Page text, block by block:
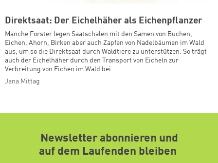
Direktsaat: Der Eichelhäher als Eichenpflanzer
Manche Förster legen Saatschalen mit den Samen von Buchen,
Eichen, Ahorn, Birken aber auch Zapfen von Nadelbäumen im Wald
aus, um so die Direktsaat durch Waldtiere zu unterstützen. So trägt
auch der Eichelhäher durch den Transport von Eicheln zur
Verbreitung von Eichen im Wald bei.
Jana Mittag
Newsletter abonnieren und
auf dem Laufenden bleiben